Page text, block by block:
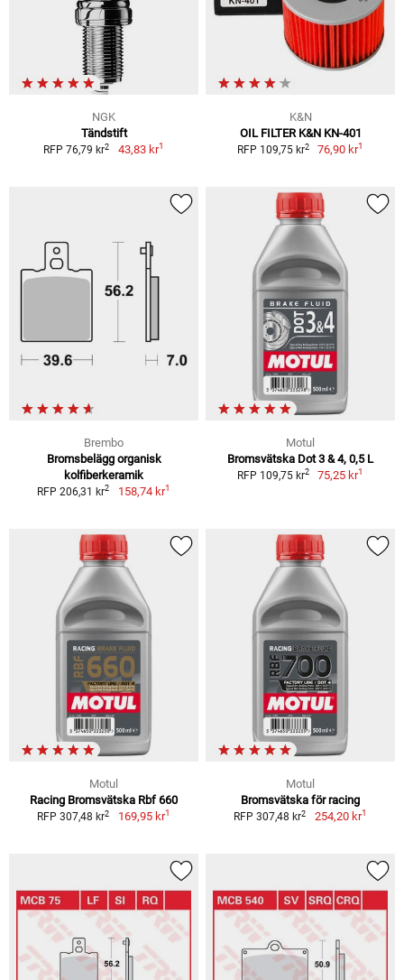
NGK
Tändstift
RFP 76,79 kr2 43,83 kr1
K&N
OIL FILTER K&N KN-401
RFP 109,75 kr2 76,90 kr1
Brembo
Bromsbelägg organisk
kolfiberkeramik
RFP 206,31 kr2 158,74 kr1
Motul
Bromsvätska Dot 3 & 4, 0,5 L
RFP 109,75 kr2 75,25 kr1
Motul
Racing Bromsvätska Rbf 660
RFP 307,48 kr2 169,95 kr1
Motul
Bromsvätska för racing
RFP 307,48 kr2 254,20 kr1